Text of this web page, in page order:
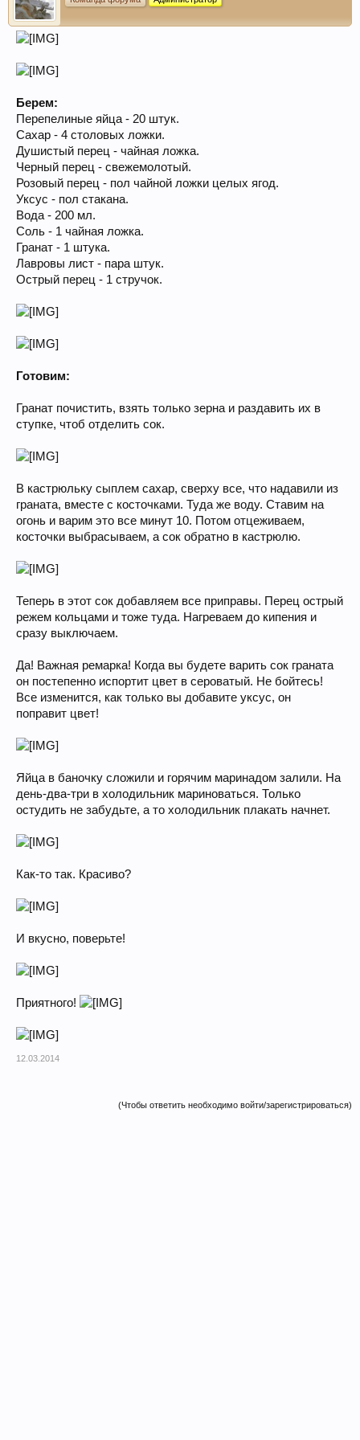
Берем:
Перепелиные яйца - 20 штук.
Сахар - 4 столовых ложки.
Душистый перец - чайная ложка.
Черный перец - свежемолотый.
Розовый перец - пол чайной ложки целых ягод.
Уксус - пол стакана.
Вода - 200 мл.
Соль - 1 чайная ложка.
Гранат - 1 штука.
Лавровы лист - пара штук.
Острый перец - 1 стручок.
Готовим:
Гранат почистить, взять только зерна и раздавить их в
ступке, чтоб отделить сок.
В кастрюльку сыплем сахар, сверху все, что надавили из
граната, вместе с косточками. Туда же воду. Ставим на
огонь и варим это все минут 10. Потом отцеживаем,
косточки выбрасываем, а сок обратно в кастрюлю.
Теперь в этот сок добавляем все приправы. Перец острый
режем кольцами и тоже туда. Нагреваем до кипения и
сразу выключаем.
Да! Важная ремарка! Когда вы будете варить сок граната
он постепенно испортит цвет в сероватый. Не бойтесь!
Все изменится, как только вы добавите уксус, он
поправит цвет!
Яйца в баночку сложили и горячим маринадом залили. На
день-два-три в холодильник мариноваться. Только
остудить не забудьте, а то холодильник плакать начнет.
Как-то так. Красиво?
И вкусно, поверьте!
Приятного!
12.03.2014
(Чтобы ответить необходимо войти/зарегистрироваться)